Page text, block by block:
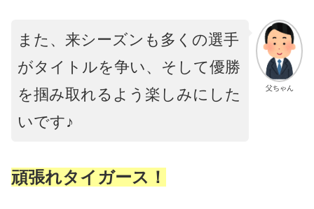
父ちゃん
また、来シーズンも多くの選手
がタイトルを争い、そして優勝
を掴み取れるよう楽しみにした
いです♪
頑張れタイガース！